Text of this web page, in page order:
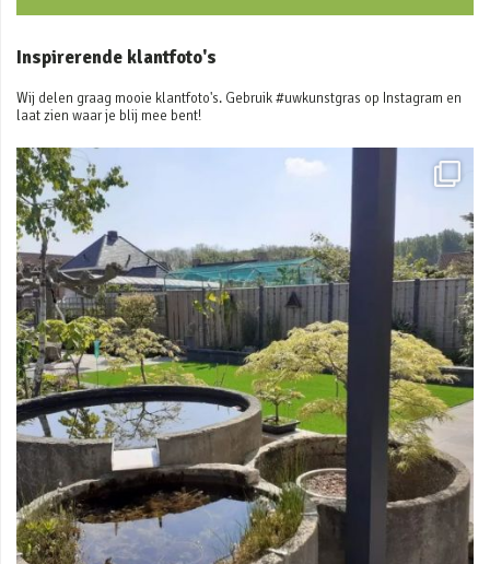
Inspirerende klantfoto's
Wij delen graag mooie klantfoto's. Gebruik #uwkunstgras op Instagram en
laat zien waar je blij mee bent!